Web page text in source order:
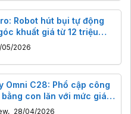
Robot hút bụi tự động
khuất giá từ 12 triệu
2026
Omni C28: Phổ cập công
con lăn với mức giá
Nam
, 28/04/2026